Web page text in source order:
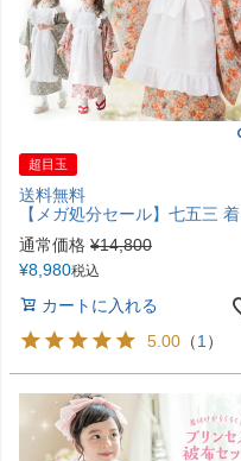
超目玉
送料無料
【メガ処分セール】七五三 着物 3歳 7歳 女の子 フルセット 被布セット エプロン レトロモダン アンティーク風 簡単着付け 写真映え ドレス 衣装 お祝い着 和装 前撮り 撮影 お正月 ひな祭り 雛祭り 子供 子ども キッズ キャサリンコテージ TAK
通常価格 ¥14,800
¥8,980税込
カートに入れる
5.00 （1 ）